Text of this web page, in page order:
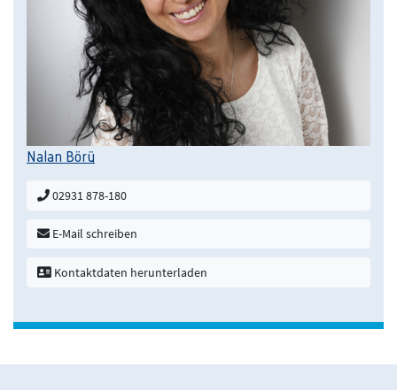
Nalan Börü
02931 878-180
E-Mail schreiben
Kontaktdaten herunterladen